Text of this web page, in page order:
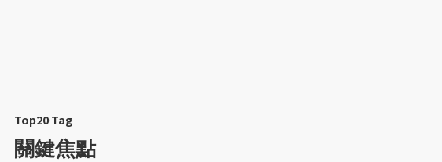
Top20 Tag
關鍵焦點